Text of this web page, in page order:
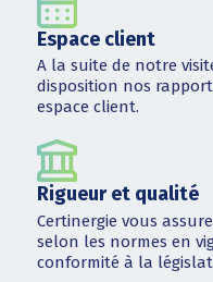
Espace client
A la suite de notre
disposition nos
espace client.
Rigueur et qualité
Certinergie vous
selon les normes en
conformité à la